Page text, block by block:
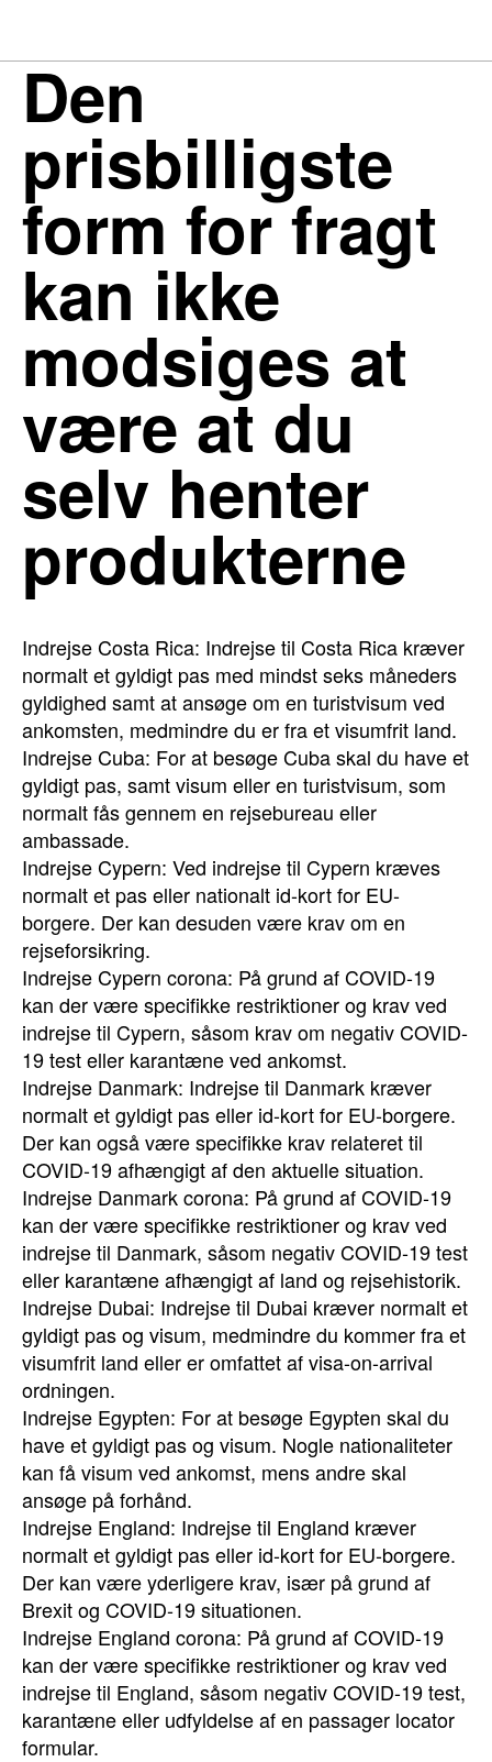
Den
prisbilligste
form for fragt
kan ikke
modsiges at
være at du
selv henter
produkterne
Indrejse Costa Rica: Indrejse til Costa Rica kræver
normalt et gyldigt pas med mindst seks måneders
gyldighed samt at ansøge om en turistvisum ved
ankomsten, medmindre du er fra et visumfrit land.
Indrejse Cuba: For at besøge Cuba skal du have et
gyldigt pas, samt visum eller en turistvisum, som
normalt fås gennem en rejsebureau eller
ambassade.
Indrejse Cypern: Ved indrejse til Cypern kræves
normalt et pas eller nationalt id-kort for EU-
borgere. Der kan desuden være krav om en
rejseforsikring.
Indrejse Cypern corona: På grund af COVID-19
kan der være specifikke restriktioner og krav ved
indrejse til Cypern, såsom krav om negativ COVID-
19 test eller karantæne ved ankomst.
Indrejse Danmark: Indrejse til Danmark kræver
normalt et gyldigt pas eller id-kort for EU-borgere.
Der kan også være specifikke krav relateret til
COVID-19 afhængigt af den aktuelle situation.
Indrejse Danmark corona: På grund af COVID-19
kan der være specifikke restriktioner og krav ved
indrejse til Danmark, såsom negativ COVID-19 test
eller karantæne afhængigt af land og rejsehistorik.
Indrejse Dubai: Indrejse til Dubai kræver normalt et
gyldigt pas og visum, medmindre du kommer fra et
visumfrit land eller er omfattet af visa-on-arrival
ordningen.
Indrejse Egypten: For at besøge Egypten skal du
have et gyldigt pas og visum. Nogle nationaliteter
kan få visum ved ankomst, mens andre skal
ansøge på forhånd.
Indrejse England: Indrejse til England kræver
normalt et gyldigt pas eller id-kort for EU-borgere.
Der kan være yderligere krav, især på grund af
Brexit og COVID-19 situationen.
Indrejse England corona: På grund af COVID-19
kan der være specifikke restriktioner og krav ved
indrejse til England, såsom negativ COVID-19 test,
karantæne eller udfyldelse af en passager locator
formular.